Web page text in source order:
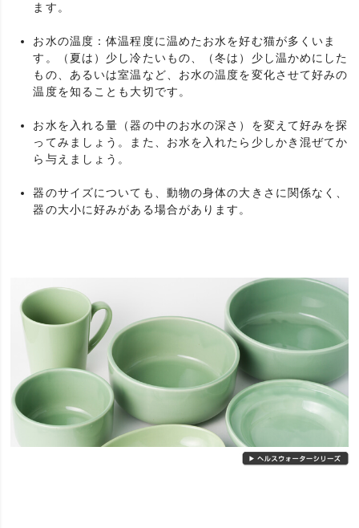
ます。
お水の温度：体温程度に温めたお水を好む猫が多くいま
す。（夏は）少し冷たいもの、（冬は）少し温かめにした
もの、あるいは室温など、お水の温度を変化させて好みの
温度を知ることも大切です。
お水を入れる量（器の中のお水の深さ）を変えて好みを探
ってみましょう。また、お水を入れたら少しかき混ぜてか
ら与えましょう。
器のサイズについても、動物の身体の大きさに関係なく、
器の大小に好みがある場合があります。